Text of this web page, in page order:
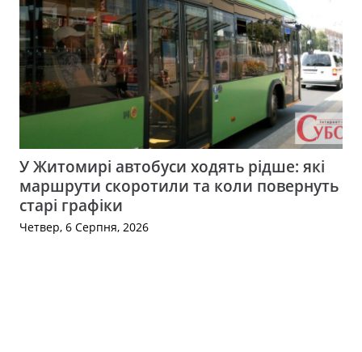
У Житомирі автобуси ходять рідше: які
маршрути скоротили та коли повернуть
старі графіки
Четвер, 6 Серпня, 2026